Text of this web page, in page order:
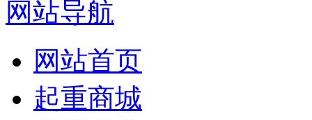
网站导航
网站首页
起重商城